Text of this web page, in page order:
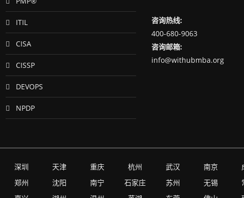
ITIL
CISA
CISSP
DEVOPS
NPDP
咨询热线:
400-680-9063
咨询邮箱:
info@withubmba.org
深圳 天津 重庆 杭州 武汉 南京
郑州 沈阳 南宁 石家庄 苏州 无锡